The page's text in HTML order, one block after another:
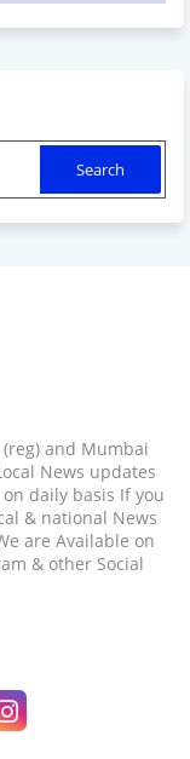
and Mumbai
News updates
daily basis If you
& national News
are Available on
& other Social